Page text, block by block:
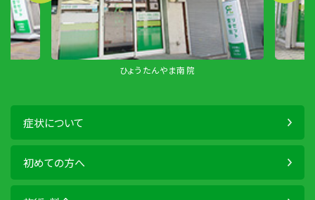
ひょうたんやま南院
症状について
初めての方へ